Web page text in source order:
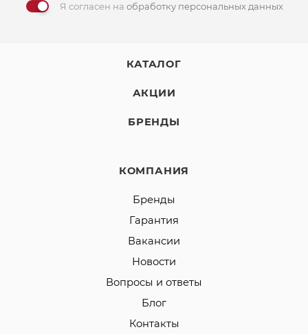
Я согласен на обработку персональных данных
КАТАЛОГ
АКЦИИ
БРЕНДЫ
КОМПАНИЯ
Бренды
Гарантия
Вакансии
Новости
Вопросы и ответы
Блог
Контакты